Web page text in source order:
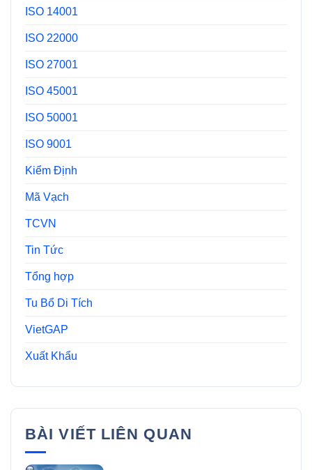
ISO 14001
ISO 22000
ISO 27001
ISO 45001
ISO 50001
ISO 9001
Kiểm Định
Mã Vạch
TCVN
Tin Tức
Tổng hợp
Tu Bổ Di Tích
VietGAP
Xuất Khẩu
BÀI VIẾT LIÊN QUAN